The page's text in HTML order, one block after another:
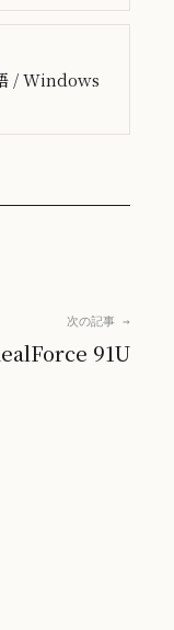
/ Windows
次の記事 →
91U